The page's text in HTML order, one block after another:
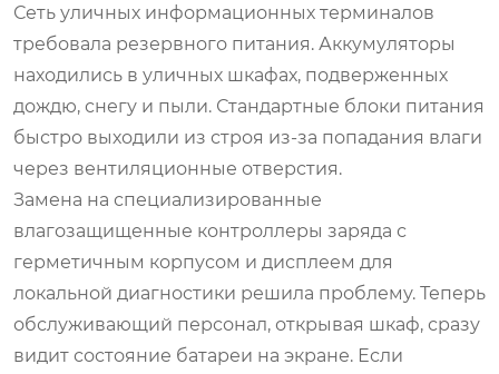
Сеть уличных информационных терминалов
требовала резервного питания. Аккумуляторы
находились в уличных шкафах, подверженных
дождю, снегу и пыли. Стандартные блоки питания
быстро выходили из строя из-за попадания влаги
через вентиляционные отверстия.
Замена на специализированные
влагозащищенные контроллеры заряда с
герметичным корпусом и дисплеем для
локальной диагностики решила проблему. Теперь
обслуживающий персонал, открывая шкаф, сразу
видит состояние батареи на экране. Если